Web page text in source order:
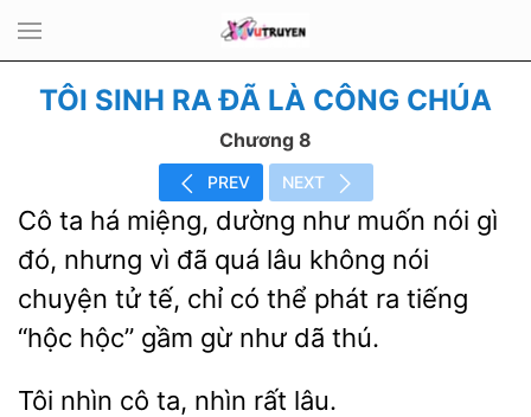
TÔI SINH RA ĐÃ LÀ CÔNG CHÚA
Chương 8
PREV NEXT
Cô ta
miệng, dường như muốn nói gì
đó, nhưng vì đã quá lâu không nói
chuyện tử tế, chỉ có thể phát ra tiếng
“hộc
gừ như dã thú.
Tôi ta, nhìn lâu.